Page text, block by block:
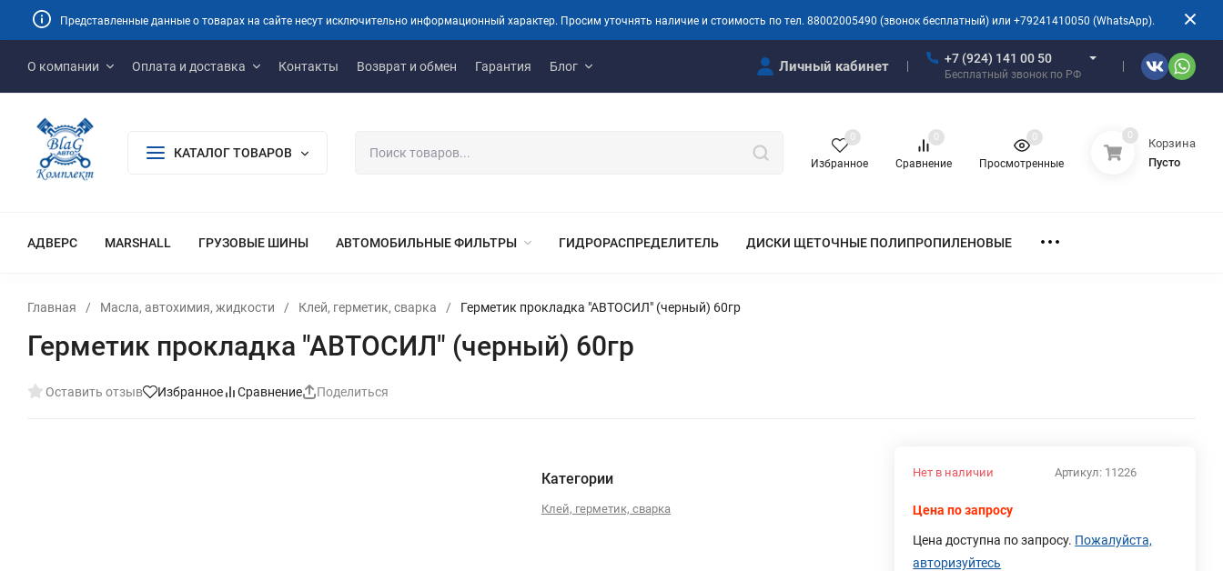
Представленные данные о товарах на сайте несут исключительно информационный характер. Просим уточнять наличие и стоимость по тел. 88002005490 (звонок бесплатный) или +79241410050 (WhatsApp).
О компании Оплата и доставка Контакты Возврат и обмен Гарантия Блог Личный кабинет +7 (924) 141 00 50
Бесплатный звонок по РФ
КАТАЛОГ ТОВАРОВ
Избранное
0
Сравнение
0
Просмотренные
0 0
Корзина
Пусто
АДВЕРС MARSHALL ГРУЗОВЫЕ ШИНЫ АВТОМОБИЛЬНЫЕ ФИЛЬТРЫ ГИДРОРАСПРЕДЕЛИТЕЛЬ ДИСКИ ЩЕТОЧНЫЕ ПОЛИПРОПИЛЕНОВЫЕ
Главная / Масла, автохимия, жидкости / Клей, герметик, сварка / Герметик прокладка "АВТОСИЛ" (черный) 60гр
Герметик прокладка "АВТОСИЛ" (черный) 60гр
Оставить отзыв Избранное Сравнение Поделиться
Категории
Клей, герметик, сварка
Артикул: 11226
Нет в наличии
Цена по запросу
Цена доступна по запросу. Пожалуйста,
авторизуйтесь